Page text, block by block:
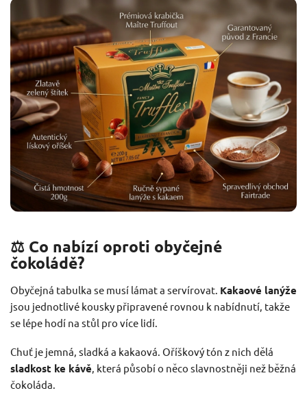
⚖️ Co nabízí oproti obyčejné
čokoládě?
Obyčejná tabulka se musí lámat a servírovat. Kakaové lanýže
jsou jednotlivé kousky připravené rovnou k nabídnutí, takže
se lépe hodí na stůl pro více lidí.
Chuť je jemná, sladká a kakaová. Oříškový tón z nich dělá
sladkost ke kávě , která působí o něco slavnostněji než běžná
čokoláda.